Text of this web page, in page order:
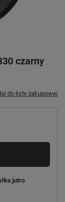
czarny
do listy zakupowej
jutro